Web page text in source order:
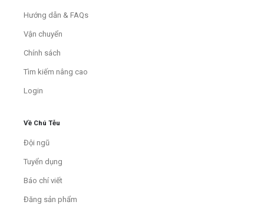
Hướng dẫn & FAQs
Vận chuyển
Chính sách
Tìm kiếm nâng cao
Login
Về Chú Tễu
Đội ngũ
Tuyển dụng
Báo chí viết
Đăng sản phẩm